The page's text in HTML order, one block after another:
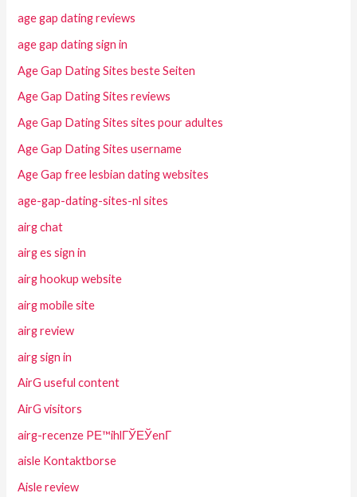
age gap dating reviews
age gap dating sign in
Age Gap Dating Sites beste Seiten
Age Gap Dating Sites reviews
Age Gap Dating Sites sites pour adultes
Age Gap Dating Sites username
Age Gap free lesbian dating websites
age-gap-dating-sites-nl sites
airg chat
airg es sign in
airg hookup website
airg mobile site
airg review
airg sign in
AirG useful content
AirG visitors
airg-recenze PЕ™ihlГЎЕЎenГ­
aisle Kontaktborse
Aisle review